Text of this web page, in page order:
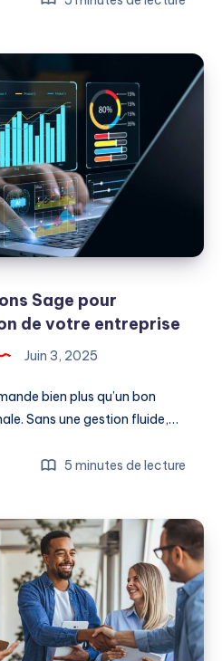
Sage pour
de votre entreprise
Juin 3, 2025
bien plus qu’un bon
Sans une gestion fluide,…
5 minutes de lecture